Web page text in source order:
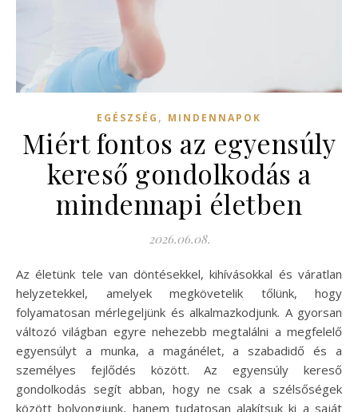
EGÉSZSÉG , MINDENNAPOK
Miért fontos az egyensúly
kereső gondolkodás a
mindennapi életben
2026.06.08.
Az életünk tele van döntésekkel, kihívásokkal és váratlan
helyzetekkel, amelyek megkövetelik tőlünk, hogy
folyamatosan mérlegeljünk és alkalmazkodjunk. A gyorsan
változó világban egyre nehezebb megtalálni a megfelelő
egyensúlyt a munka, a magánélet, a szabadidő és a
személyes fejlődés között. Az egyensúly kereső
gondolkodás segít abban, hogy ne csak a szélsőségek
között bolyongjunk, hanem tudatosan alakítsuk ki a saját